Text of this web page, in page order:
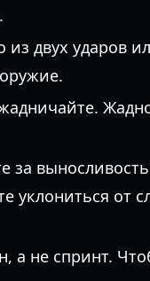
двух ударов
за
уклониться от
а не спринт.